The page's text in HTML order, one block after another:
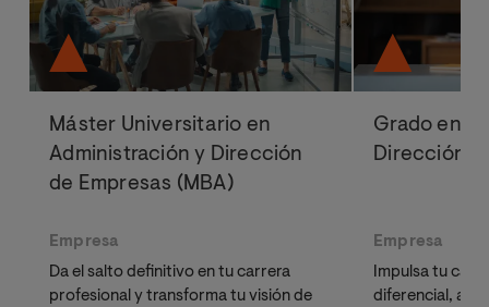
Máster Universitario en
Administración y Dirección
de Empresas (MBA)
Empresa
Da el salto definitivo en tu carrera
profesional y transforma tu visión de
Grado en
Dirección
Empresa
Impulsa tu
diferencial,